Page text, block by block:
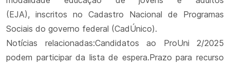
(EJA), inscritos no Cadastro Nacional de Programas
Sociais do governo federal (CadÚnico).
Notícias relacionadas:Candidatos ao ProUni 2/2025
podem participar da lista de espera.Prazo para recurso